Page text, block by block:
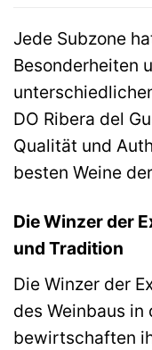
Jede Subzone
Besonderheiten
DO Ribera del
Qualität und
besten Weine
Die Winzer der
und Tradition
Die Winzer der
des Weinbaus in
bewirtschaften